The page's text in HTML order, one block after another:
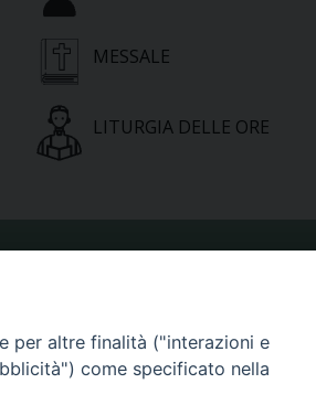
MESSALE
LITURGIA DELLE ORE
PHOTOGALLERY
per altre finalità ("interazioni e
come specificato nella